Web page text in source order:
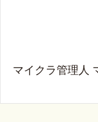
マイクラ管理人